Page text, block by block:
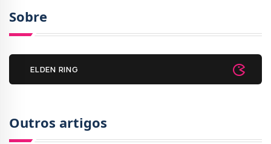
Sobre
ELDEN RING
Outros artigos